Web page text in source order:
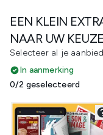
EEN KLEIN
NAAR UW KEUZE
Selecteer al je
In aanmerking
0/2 geselecteerd